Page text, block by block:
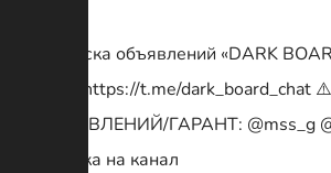
🏴 Доска объявлений «DARK
ЧАТ: https://t.me/
ОБЬЯВЛЕНИЙ/ГАРАНТ: @mss_g
Ссылка на канал